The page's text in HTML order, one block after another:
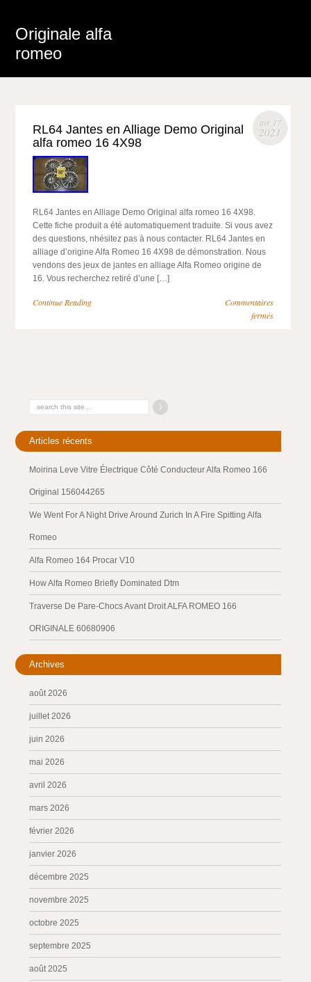
Originale alfa
romeo
avr 17
2021
RL64 Jantes en Alliage Demo Original
alfa romeo 16 4X98
RL64 Jantes en Alliage Demo Original alfa romeo 16 4X98.
Cette fiche produit a été automatiquement traduite. Si vous avez
des questions, nhésitez pas à nous contacter. RL64 Jantes en
alliage d’origine Alfa Romeo 16 4X98 de démonstration. Nous
vendons des jeux de jantes en alliage Alfa Romeo origine de
16. Vous recherchez retiré d’une […]
Continue Reading
Commentaires
fermés
Articles récents
Moirina Leve Vitre Électrique Côté Conducteur Alfa Romeo 166
Original 156044265
We Went For A Night Drive Around Zurich In A Fire Spitting Alfa
Romeo
Alfa Romeo 164 Procar V10
How Alfa Romeo Briefly Dominated Dtm
Traverse De Pare-Chocs Avant Droit ALFA ROMEO 166
ORIGINALE 60680906
Archives
août 2026
juillet 2026
juin 2026
mai 2026
avril 2026
mars 2026
février 2026
janvier 2026
décembre 2025
novembre 2025
octobre 2025
septembre 2025
août 2025